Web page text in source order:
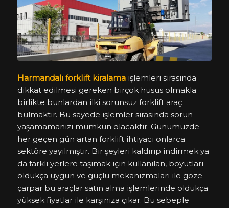
Harmandalı forklift kiralama işlemleri sırasında
dikkat edilmesi gereken birçok husus olmakla
birlikte bunlardan ilki sorunsuz forklift araç
bulmaktır. Bu sayede işlemler sırasında sorun
yaşamamanızı mümkün olacaktır. Günümüzde
her geçen gün artan forklift ihtiyacı onlarca
sektöre yayılmıştır. Bir şeyleri kaldırıp indirmek ya
da farklı yerlere taşımak için kullanılan, boyutları
oldukça uygun ve güçlü mekanizmaları ile göze
çarpar bu araçlar satın alma işlemlerinde oldukça
yüksek fiyatlar ile karşınıza çıkar. Bu sebeple